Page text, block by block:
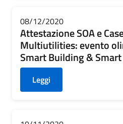
08/12/2020
Attestazione SOA e
Multiutilities: evento
Smart Building &
Leggi